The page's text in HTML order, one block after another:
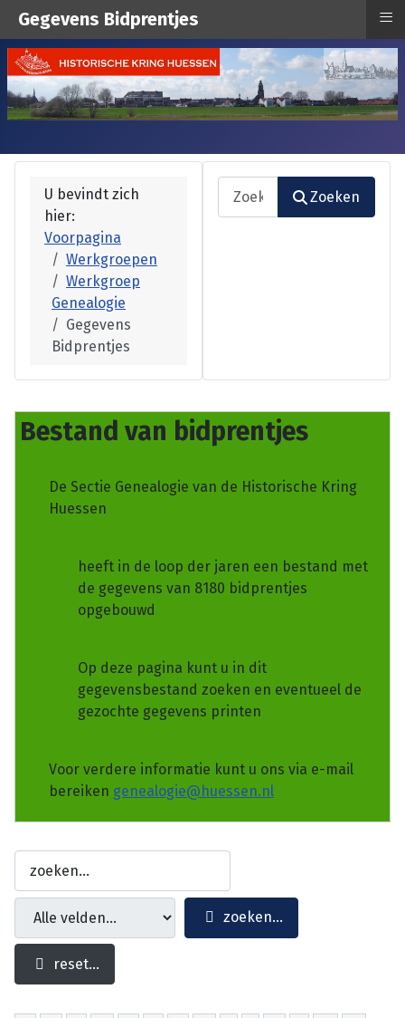
U bevindt zich
hier:
Voorpagina
Werkgroepen
Werkgroep
Genealogie
Gegevens
Bidprentjes
Zoeken
Zoeken
Bestand van bidprentjes
De Sectie Genealogie van de Historische Kring
Huessen
heeft in de loop der jaren een bestand met
de gegevens van 8180 bidprentjes
opgebouwd
Op deze pagina kunt u in dit
gegevensbestand zoeken en eventueel de
gezochte gegevens printen
Voor verdere informatie kunt u ons via e-mail
bereiken genealogie@huessen.nl
zoeken...
reset...
Gegevens Bidprentjes ≡